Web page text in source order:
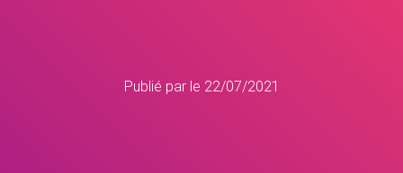
Publié par le 22/07/2021